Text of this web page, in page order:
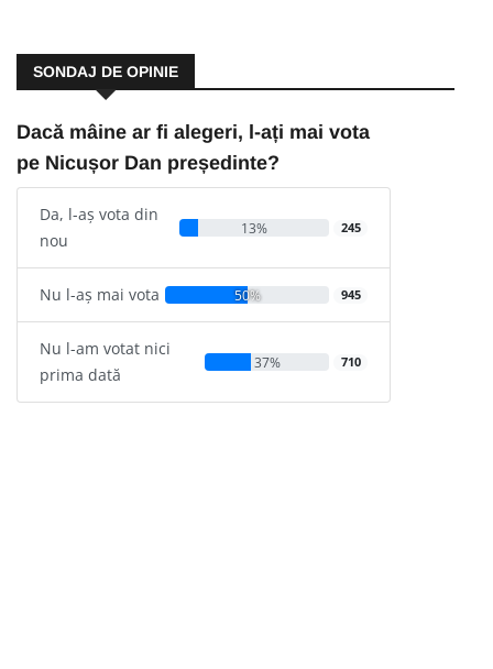
SONDAJ DE OPINIE
Dacă mâine ar fi alegeri, l-ați mai vota
pe Nicușor Dan președinte?
Da, l-aș vota din
nou
13% 245
Nu l-aș mai vota 50% 945
Nu l-am votat nici
prima dată
37% 710